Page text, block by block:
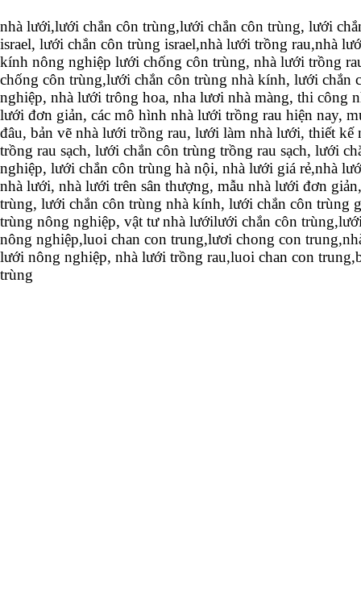
nhà lưới,lưới chắn côn trùng,lưới chắn côn trùng, lưới
israel, lưới chắn côn trùng israel,nhà lưới trồng rau,nhà
kính nông nghiệp lưới chống côn trùng, nhà lưới trồng
chống côn trùng,lưới chắn côn trùng nhà kính, lưới chắn
nghiệp, nhà lưới trông hoa, nha lươi nhà màng, thi công
lưới đơn giản, các mô hình nhà lưới trồng rau hiện nay,
đâu, bản vẽ nhà lưới trồng rau, lưới làm nhà lưới, thiết kế
trồng rau sạch, lưới chắn côn trùng trồng rau sạch, lưới
nghiệp, lưới chắn côn trùng hà nội, nhà lưới giá rẻ,nhà
nhà lưới, nhà lưới trên sân thượng, mẫu nhà lưới đơn
trùng, lưới chắn côn trùng nhà kính, lưới chắn côn trùng
trùng nông nghiệp, vật tư nhà lướilưới chắn côn
nông nghiệp,luoi chan con trung,lươi chong con
lưới nông nghiệp, nhà lưới trồng rau,luoi chan con
trùng